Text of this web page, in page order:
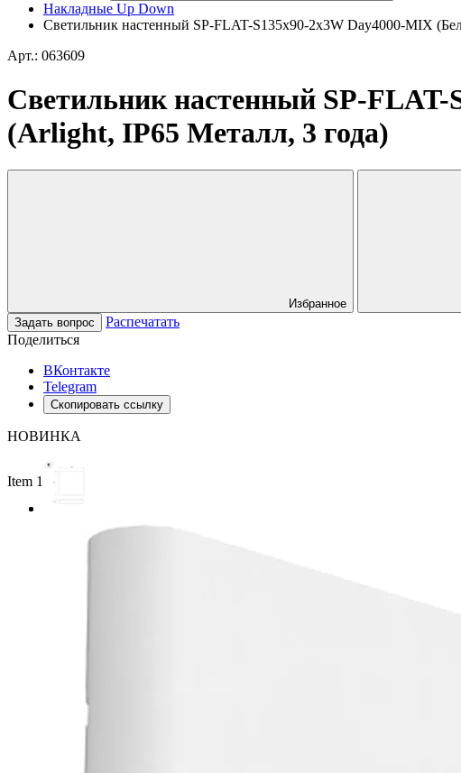
Накладные Up Down
Светильник настенный SP-FLAT-S135x90-2x3W Day4000-MIX
Арт.: 063609
Светильник настенный SP-FLAT-
(Arlight, IP65 Металл, 3 года)
Избранное
Задать вопрос
Распечатать
Поделиться
ВКонтакте
Telegram
Скопировать ссылку
НОВИНКА
Item 1 of 2